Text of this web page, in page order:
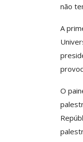
não
A
O